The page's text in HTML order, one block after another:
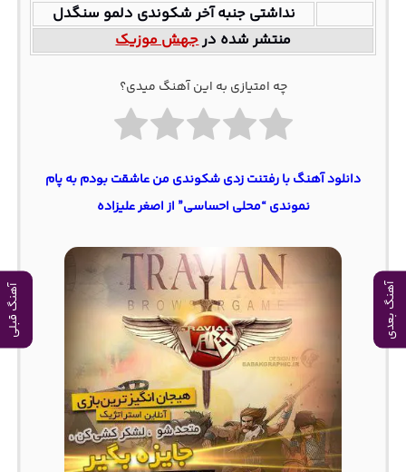
آهنگ بعدی آهنگ قبلی
نداشتی جنبه آخر شکوندی دلمو سنگدل
منتشر شده درجهش موزیک
چه امتیازی به این آهنگ میدی؟
دانلود آهنگ با رفتنت زدی شکوندی من عاشقت بودم به پام
نموندی “محلی احساسی” از اصغر علیزاده